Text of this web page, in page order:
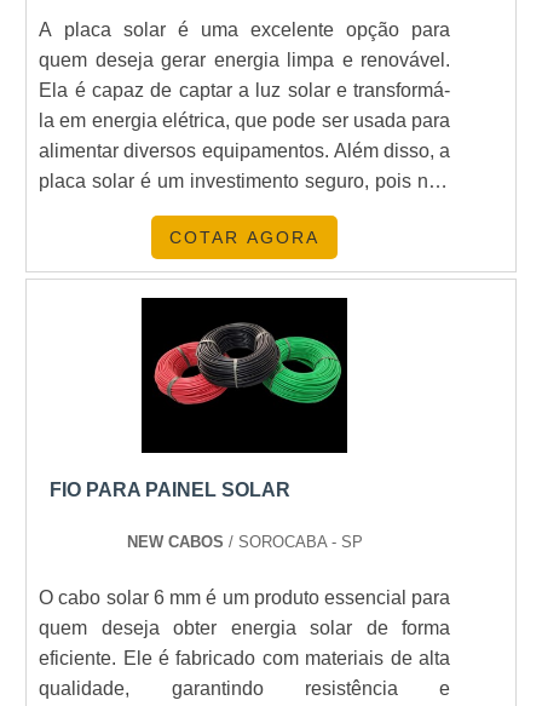
Veja mais:Energia|Geradores|Transformadores
|Grupo Gerador|Subestação.
A placa solar é uma excelente opção para
quem deseja gerar energia limpa e renovável.
Ela é capaz de captar a luz solar e transformá-
la em energia elétrica, que pode ser usada para
alimentar diversos equipamentos. Além disso, a
placa solar é um investimento seguro, pois não
depende de combustíveis fósseis e não emite
gases poluentes. Por isso, é uma ótima
alternativa para quem deseja economizar e
contribuir para o meio ambiente.
COTAR AGORA
FIO PARA PAINEL SOLAR
NEW CABOS / SOROCABA - SP
O cabo solar 6 mm é um produto essencial para
quem deseja obter energia solar de forma
eficiente. Ele é fabricado com materiais de alta
qualidade, garantindo resistência e